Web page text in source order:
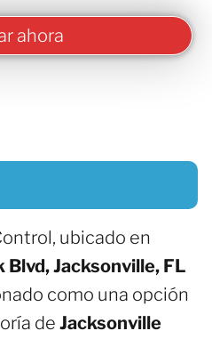
ahora
ubicado en
Blvd, Jacksonville, FL
como una opción
de Jacksonville